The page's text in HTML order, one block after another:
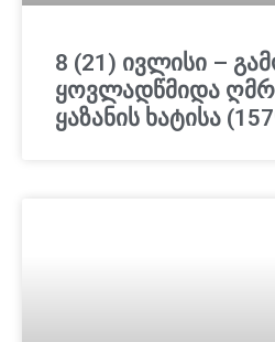
8 (21) ივლისი –
ყოვლადწმიდა
ყაზანის ხატისა